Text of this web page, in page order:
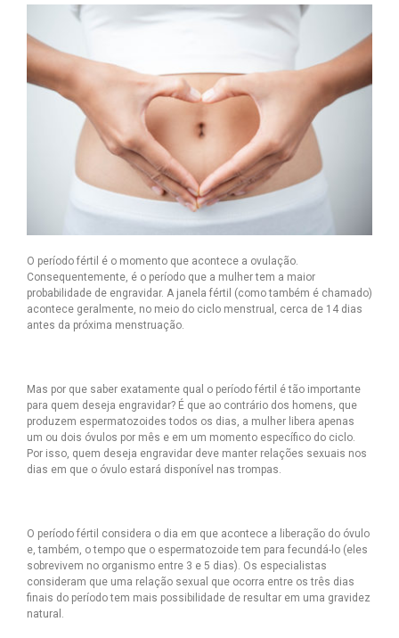
O período fértil é o momento que acontece a ovulação.
Consequentemente, é o período que a mulher tem a maior
probabilidade de engravidar. A janela fértil (como também é chamado)
acontece geralmente, no meio do ciclo menstrual, cerca de 14 dias
antes da próxima menstruação.
Mas por que saber exatamente qual o período fértil é tão importante
para quem deseja engravidar? É que ao contrário dos homens, que
produzem espermatozoides todos os dias, a mulher libera apenas
um ou dois óvulos por mês e em um momento específico do ciclo.
Por isso, quem deseja engravidar deve manter relações sexuais nos
dias em que o óvulo estará disponível nas trompas.
O período fértil considera o dia em que acontece a liberação do óvulo
e, também, o tempo que o espermatozoide tem para fecundá-lo (eles
sobrevivem no organismo entre 3 e 5 dias). Os especialistas
consideram que uma relação sexual que ocorra entre os três dias
finais do período tem mais possibilidade de resultar em uma gravidez
natural.